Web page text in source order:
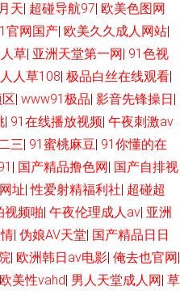
天| 超碰导航97| 欧美色图网
官网国产| 欧美久久成人网站|
草| 亚洲天堂第一网| 91色视
人草108| 极品白丝在线观看|
| www91极品| 影音先锋操日|
| 91在线播放视频| 午夜刺激av
三| 91蜜桃麻豆| 91你懂的在
| 国产精品撸色网| 国产自排视
址|性爱射精福利社| 超碰超
视频啪| 午夜伦理成人av| 亚洲
| 伪娘AV天堂| 国产精品日日
| 欧洲韩日av电影| 俺去也官网|
欧美性vahd| 男人天堂成人网| 草